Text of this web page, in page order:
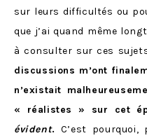
sur leurs difficultés ou
que j’ai quand même
à consulter sur ces
discussions m’ont
n’existait
« réalistes » sur cet
évident. C’est